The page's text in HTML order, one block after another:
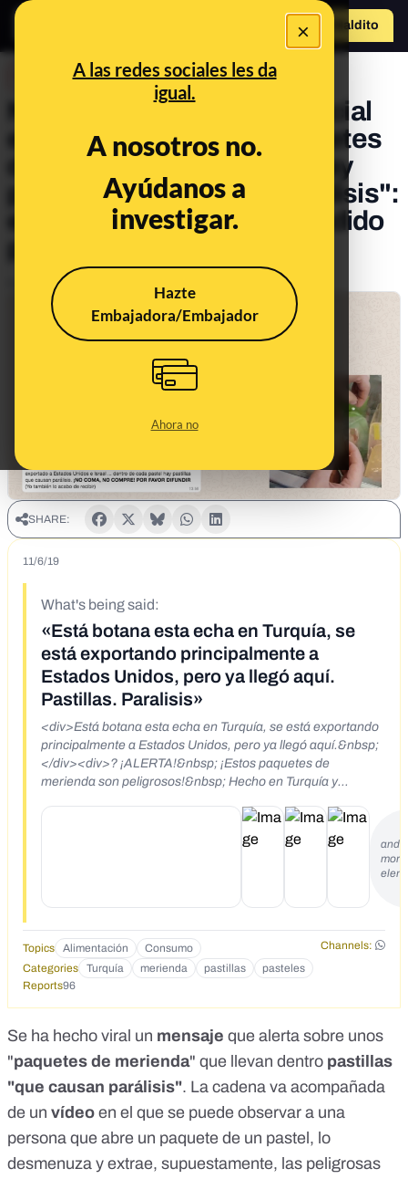
×
A las redes sociales les da
igual.
A nosotros no.
Ayúdanos a
investigar.
Hazte
Embajadora/Embajador
Ahora no
Hazte Maldito
No, no existe una alerta oficial
en España por unos "paquetes
de merienda" en los que hay
pastillas "que causan parálisis":
es un bulo que se ha extendido
Publicado el
SHARE:
11/6/19
What's being said:
«Está botana esta echa en Turquía, se
está exportando principalmente a
Estados Unidos, pero ya llegó aquí.
Pastillas. Paralisis»
<div>Está botana esta echa en Turquía, se está exportando
principalmente a Estados Unidos, pero ya llegó aquí.&nbsp;
</div><div>? ¡ALERTA!&nbsp; ¡Estos paquetes de
merienda son peligrosos!&nbsp; Hecho en Turquía y
pastel hay tabletas que causan parálisis.&nbsp; ¡NO COMA,
NO COMPRE!&nbsp; PLZ FWD</div><div>--------------------
ambulantes, por favor no compre y difunda este mensaje.
</div><div>Ocurrio ya en Cordoba y hay una nena en
estado grave. Mi hija que vive en Cba envio el video la
semana pasada. Debemos tener cuidado con lo que
compramos para los niños.!<br>&nbsp;Esta galleta de
tiendas&nbsp;</div><div>&nbsp;</div><div>-----------------
---</div><div>Esta galleta de origen turco viene con 2
píldoras que causan parálisis, llegó a Brasil, España y ahora
a Venezulea se vende en algunas tiendas de comestibles y
vendedores ambulantes, por favor no compre y difunda este
mensaje.</div>
and 2
more
Topics Alimentación Consumo
Channels:
Categories
Turquía merienda pastillas
pasteles
Reports96
Se ha hecho viral un mensaje que alerta sobre unos
"paquetes de merienda" que llevan dentro pastillas
"que causan parálisis". La cadena va acompañada
de un vídeo en el que se puede observar a una
persona que abre un paquete de un pastel, lo
desmenuza y extrae, supuestamente, las peligrosas